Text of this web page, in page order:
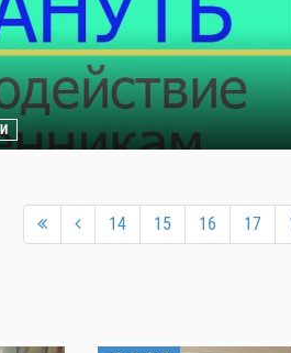
14 15 16 17